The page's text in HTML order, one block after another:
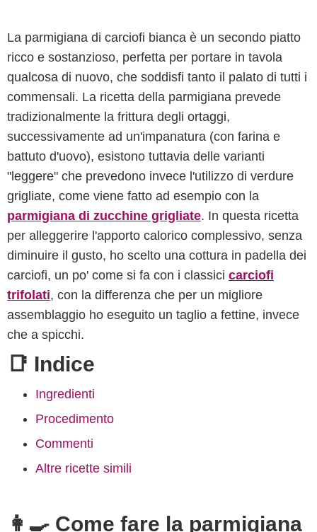
La parmigiana di carciofi bianca è un secondo piatto
ricco e sostanzioso, perfetta per portare in tavola
qualcosa di nuovo, che soddisfi tanto il palato di tutti i
commensali. La ricetta della parmigiana prevede
tradizionalmente la frittura degli ortaggi,
successivamente ad un'impanatura (con farina e
battuto d'uovo), esistono tuttavia delle varianti
"leggere" che prevedono invece l'utilizzo di verdure
grigliate, come viene fatto ad esempio con la
parmigiana di zucchine grigliate. In questa ricetta
per alleggerire l'apporto calorico complessivo, senza
diminuire il gusto, ho scelto una cottura in padella dei
carciofi, un po' come si fa con i classici carciofi
trifolati, con la differenza che per un migliore
assemblaggio ho eseguito un taglio a fettine, invece
che a spicchi.
📑 Indice
Ingredienti
Procedimento
Commenti
Altre ricette simili
👩‍🍳 Come fare la parmigiana